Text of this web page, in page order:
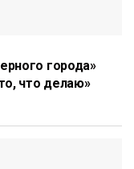
города»
что делаю»